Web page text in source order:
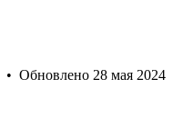
• Обновлено 28 мая 2024